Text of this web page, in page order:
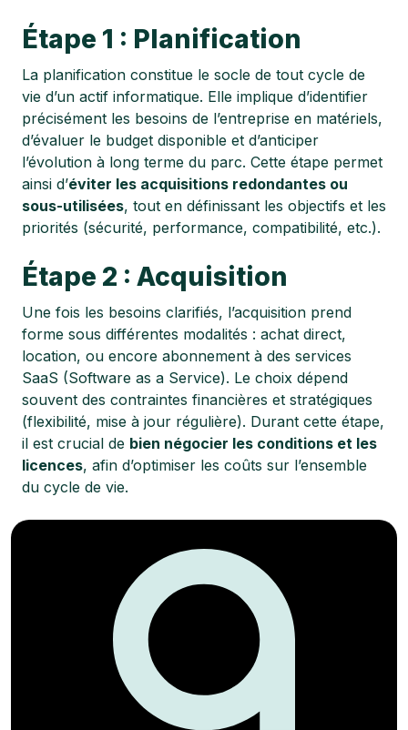
Étape 1 : Planification
La planification constitue le socle de tout cycle de
vie d’un actif informatique. Elle implique d’identifier
précisément les besoins de l’entreprise en matériels,
d’évaluer le budget disponible et d’anticiper
l’évolution à long terme du parc. Cette étape permet
ainsi d’éviter les acquisitions redondantes ou
sous-utilisées, tout en définissant les objectifs et les
priorités (sécurité, performance, compatibilité, etc.).
Étape 2 : Acquisition
Une fois les besoins clarifiés, l’acquisition prend
forme sous différentes modalités : achat direct,
location, ou encore abonnement à des services
SaaS (Software as a Service). Le choix dépend
souvent des contraintes financières et stratégiques
(flexibilité, mise à jour régulière). Durant cette étape,
il est crucial de bien négocier les conditions et les
licences, afin d’optimiser les coûts sur l’ensemble
du cycle de vie.